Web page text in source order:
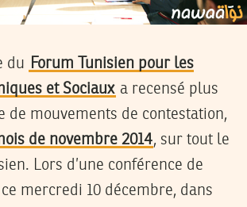
du Forum Tunisien pour les
et Sociaux a recensé plus
de mouvements de contestation,
de novembre 2014, sur tout le
Lors d’une conférence de
mercredi 10 décembre, dans